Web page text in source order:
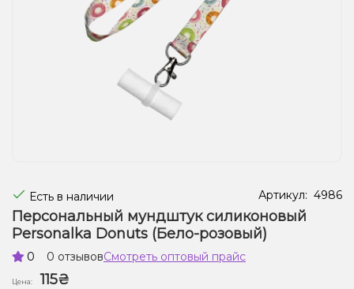
Жидкости для электронных сигарет
Есть в наличии Артикул: 4986
Персональный мундштук силиконовый
Personalka Donuts (Бело-розовый)
0 0 отзывовСмотреть оптовый прайс
Цена: 115₴